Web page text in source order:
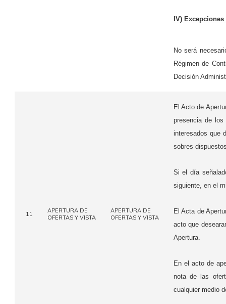
IV)
No será
Régimen de
Decisión
11
APERTURA DE
OFERTAS Y VISTA
APERTURA DE
OFERTAS Y VISTA
El Acto de
presencia de los
interesados que
sobres
Si el día
siguiente, en el
El Acta de
acto que
Apertura.
En el acto de
nota de las
cualquier medio